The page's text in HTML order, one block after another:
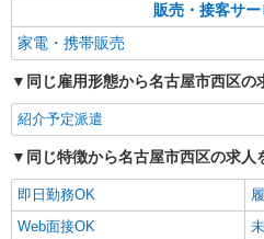
販売・接客サ
家電・携帯販売
同じ雇用形態から名古屋市西区の
紹介予定派遣
同じ特徴から名古屋市西区の求人
即日勤務OK
Web面接OK